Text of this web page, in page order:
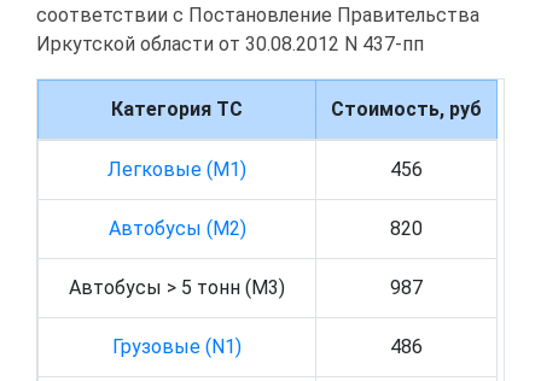
соответствии с Постановление Правительства
Иркутской области от 30.08.2012 N 437-пп
Категория ТС Стоимость, руб
Легковые (M1) 456
Автобусы (M2) 820
Автобусы > 5 тонн (M3) 987
Грузовые (N1) 486